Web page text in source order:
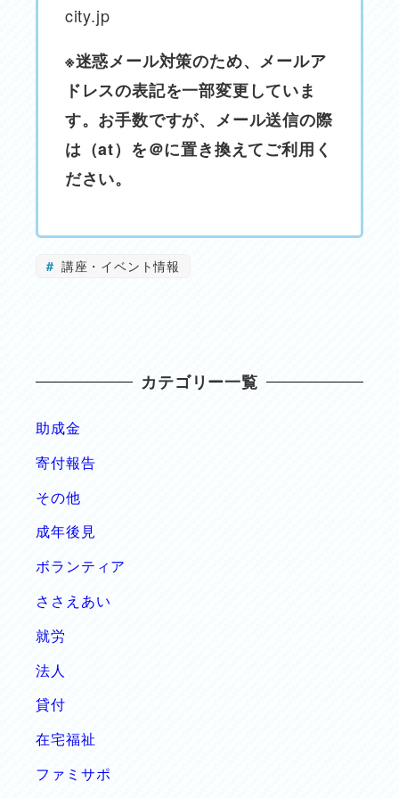
city.jp
※迷惑メール対策のため、メールア
ドレスの表記を一部変更していま
す。お手数ですが、メール送信の際
は（at）を＠に置き換えてご利用く
ださい。
講座・イベント情報
カテゴリー一覧
助成金
寄付報告
その他
成年後見
ボランティア
ささえあい
就労
法人
貸付
在宅福祉
ファミサポ